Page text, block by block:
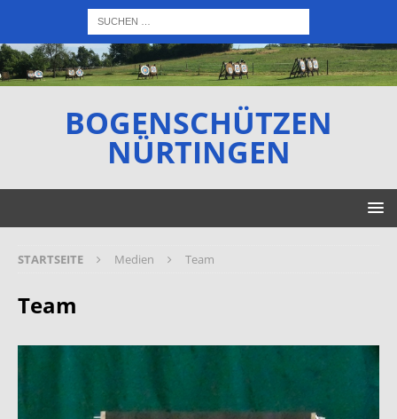
BOGENSCHÜTZEN
NÜRTINGEN
STARTSEITE Medien Team
Team